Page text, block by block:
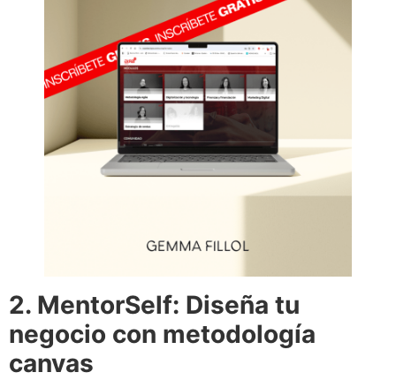
2. MentorSelf: Diseña tu
negocio con metodología
canvas